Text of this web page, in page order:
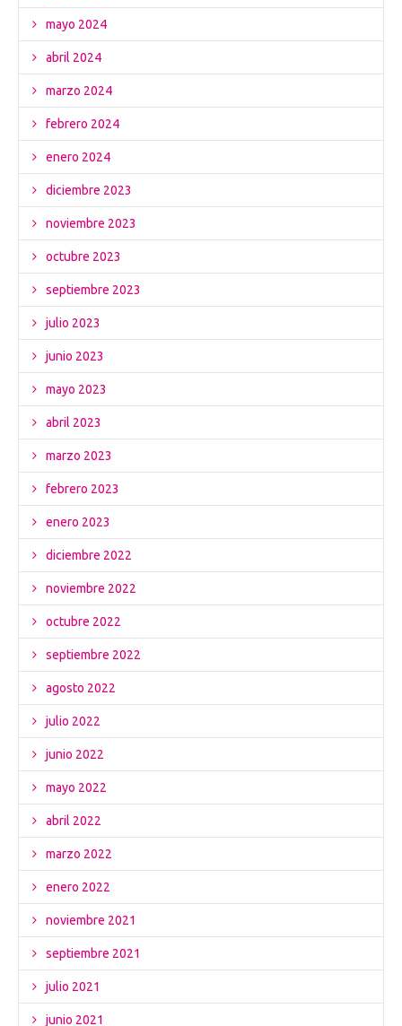
mayo 2024
abril 2024
marzo 2024
febrero 2024
enero 2024
diciembre 2023
noviembre 2023
octubre 2023
septiembre 2023
julio 2023
junio 2023
mayo 2023
abril 2023
marzo 2023
febrero 2023
enero 2023
diciembre 2022
noviembre 2022
octubre 2022
septiembre 2022
agosto 2022
julio 2022
junio 2022
mayo 2022
abril 2022
marzo 2022
enero 2022
noviembre 2021
septiembre 2021
julio 2021
junio 2021